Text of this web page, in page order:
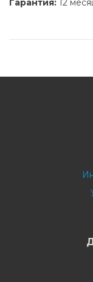
Гарантия: 12